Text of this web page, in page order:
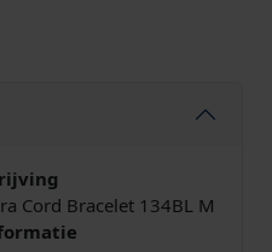
Cord Bracelet 134BL M